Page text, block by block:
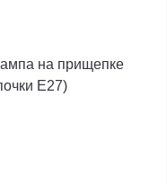
на прищепке
E27)